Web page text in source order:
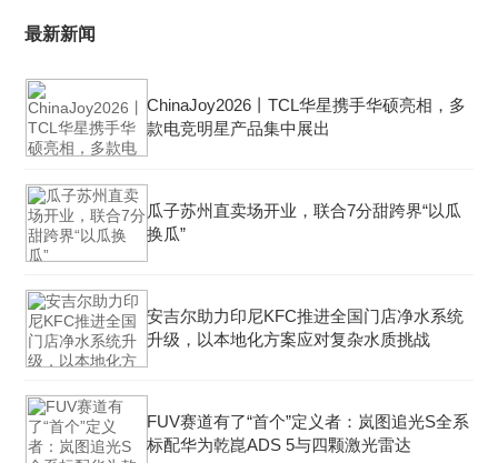
最新新闻
ChinaJoy2026丨TCL华星携手华硕亮相，多
款电竞明星产品集中展出
瓜子苏州直卖场开业，联合7分甜跨界“以瓜
换瓜”
安吉尔助力印尼KFC推进全国门店净水系统
升级，以本地化方案应对复杂水质挑战
FUV赛道有了“首个”定义者：岚图追光S全系
标配华为乾崑ADS 5与四颗激光雷达